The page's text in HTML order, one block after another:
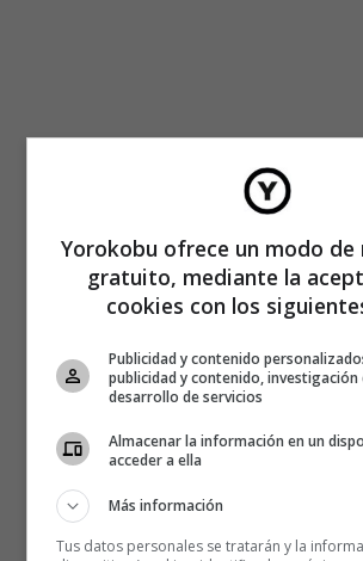
Yorokobu ofrece un modo de
gratuito, mediante la
cookies con los
Publicidad y contenido
publicidad y contenido, investigación
desarrollo de servicios
Almacenar la información en un
acceder a ella
Más información
Tus datos personales se tratarán y la